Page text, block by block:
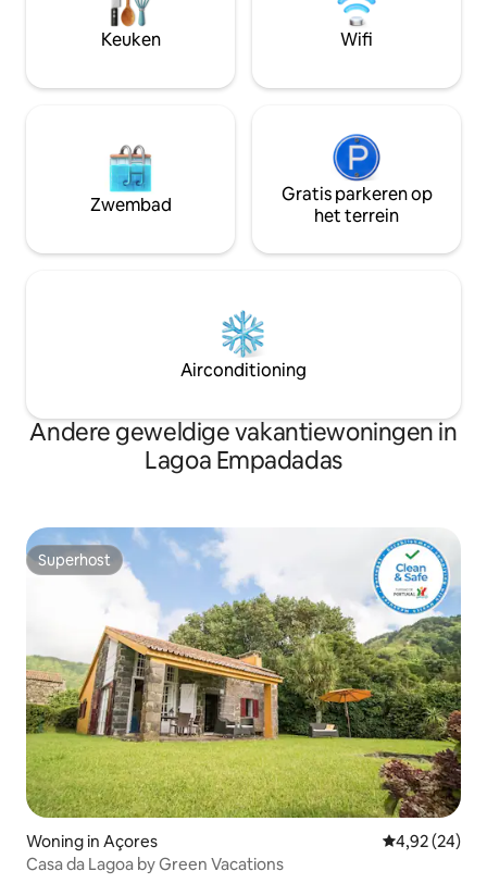
omgeving om te
drinken,
panoramisch
Keuken Wifi
Zwembad
Gratis parkeren op
het terrein
Airconditioning
Andere geweldige vakantiewoningen in
Lagoa Empadadas
Superhost
Superhost
Woning in Açores Gemiddelde
4,92 (24)
Casa da Lagoa by Green Vacations